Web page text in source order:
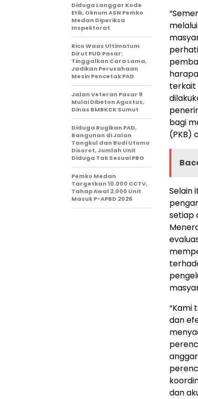
terkait
bagi
(PKB)
Selain
setiap
“Kami
dan
dan
Diduga Langgar Kode
Etik, Oknum ASN Pemko
Medan Diperiksa
Inspektorat
Rico Waas Ultimatum
Dirut PUD Pasar:
Tinggalkan Cara Lama,
Jadikan Perusahaan
Mesin Pencetak PAD
Jalan Veteran Pasar 9
Mulai Dibeton Agustus,
Dinas BMBKCK Sumut
Diduga Rugikan PAD,
Bangunan di Jalan
Tangkul dan Budi Utomo
Disorot, Jumlah Unit
Diduga Tak Sesuai PBG
Pemko Medan
Targetkan 10.000 CCTV,
Tahap Awal 2.000 Unit
Masuk P-APBD 2026